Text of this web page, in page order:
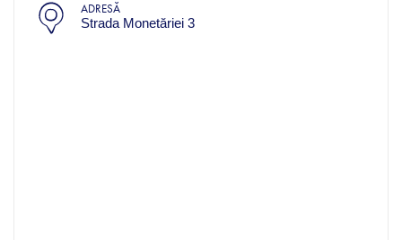
ADRESĂ
Strada Monetăriei 3